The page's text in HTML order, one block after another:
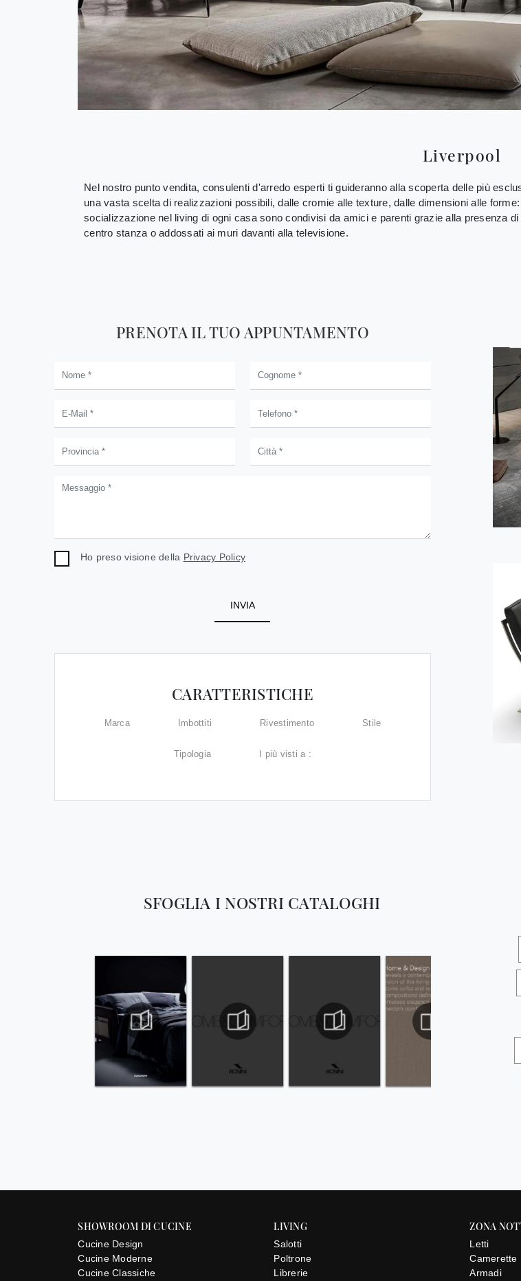
Liverpool
Nel nostro punto vendita, consulenti d'arredo esperti ti guideranno alla scoperta delle più
una vasta scelta di realizzazioni possibili, dalle cromie alle texture, dalle dimensioni alle
socializzazione nel living di ogni casa sono condivisi da amici e parenti grazie alla presenza
centro stanza o addossati ai muri davanti alla televisione.
PRENOTA IL TUO APPUNTAMENTO
Ho preso visione della Privacy Policy
INVIA
CARATTERISTICHE
Marca Imbottiti Rivestimento Stile
Tipologia I più visti a :
SFOGLIA I NOSTRI CATALOGHI
SHOWROOM DI CUCINE
Cucine Design
Cucine Moderne
Cucine Classiche
LIVING
Salotti
Poltrone
Librerie
ZONA
Letti
Camerette
Armadi